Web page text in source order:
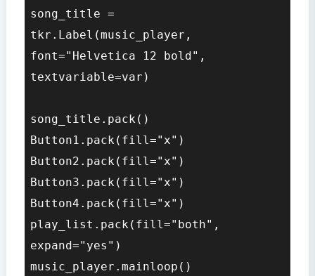
song_title =
tkr.Label(music_player,
font="Helvetica 12 bold",
textvariable=var)
song_title.pack()
Button1.pack(fill="x")
Button2.pack(fill="x")
Button3.pack(fill="x")
Button4.pack(fill="x")
play_list.pack(fill="both",
expand="yes")